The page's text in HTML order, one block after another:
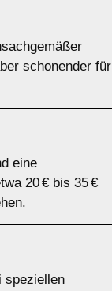
schonender für
eine
20 € bis 35 €
speziellen